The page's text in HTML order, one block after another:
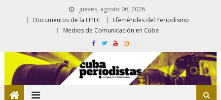
jueves, agosto 06, 2026
Documentos de la UPEC
Efemérides del Periodismo
Medios de Comunicación en Cuba